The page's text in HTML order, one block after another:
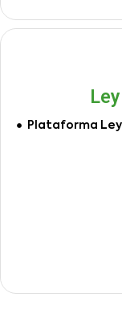
Plataforma